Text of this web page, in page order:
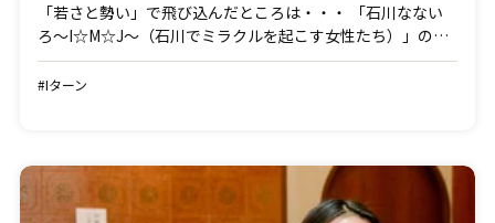
「若さと勢い」で飛び込んだところは・・・ 「石川なない
ろ～I☆M☆J～（石川でミラクルを起こす女性たち）」の、
中心メンバーの濱田友紀さん。女性農業者だけでなく、農業
に興味のある人を広く受け入れ、ネットワークを広げる活動
#Iターン